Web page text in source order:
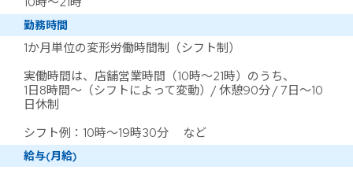
勤務時間
1か月単位の変形労働時間制（シフト制）
実働時間は、店舗営業時間（10時～21時）のうち、
1日8時間～（シフトによって変動）/ 休憩90分 / 7日～10
日休制
シフト例：10時～19時30分 など
給与(月給)